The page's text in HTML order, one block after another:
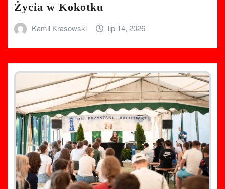
Życia w Kokotku
Kamil Krasowski lip 14, 2026